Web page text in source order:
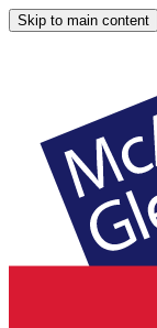
Skip to main content